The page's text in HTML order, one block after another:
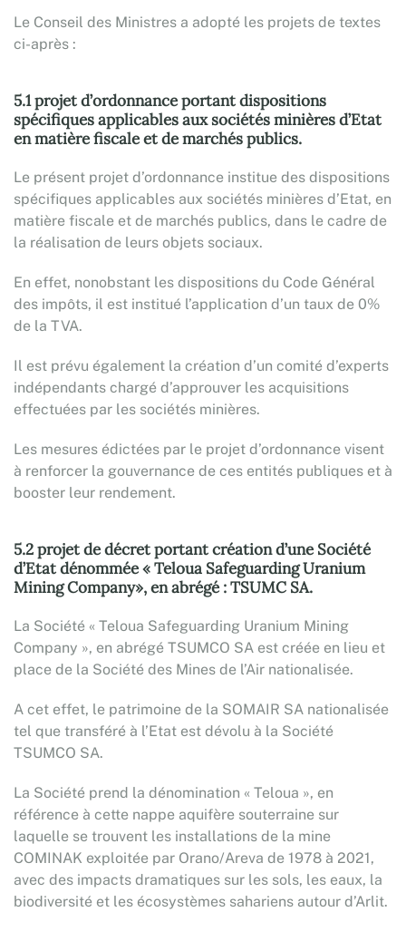
Le Conseil des Ministres a adopté les projets de textes
ci-après :
5.1 projet d’ordonnance portant dispositions
spécifiques applicables aux sociétés minières d’Etat
en matière fiscale et de marchés publics.
Le présent projet d’ordonnance institue des dispositions
spécifiques applicables aux sociétés minières d’Etat, en
matière fiscale et de marchés publics, dans le cadre de
la réalisation de leurs objets sociaux.
En effet, nonobstant les dispositions du Code Général
des impôts, il est institué l’application d’un taux de 0%
de la TVA.
Il est prévu également la création d’un comité d’experts
indépendants chargé d’approuver les acquisitions
effectuées par les sociétés minières.
Les mesures édictées par le projet d’ordonnance visent
à renforcer la gouvernance de ces entités publiques et à
booster leur rendement.
5.2 projet de décret portant création d’une Société
d’Etat dénommée « Teloua Safeguarding Uranium
Mining Company», en abrégé : TSUMC SA.
La Société « Teloua Safeguarding Uranium Mining
Company », en abrégé TSUMCO SA est créée en lieu et
place de la Société des Mines de l’Air nationalisée.
A cet effet, le patrimoine de la SOMAIR SA nationalisée
tel que transféré à l’Etat est dévolu à la Société
TSUMCO SA.
La Société prend la dénomination « Teloua », en
référence à cette nappe aquifère souterraine sur
laquelle se trouvent les installations de la mine
COMINAK exploitée par Orano/Areva de 1978 à 2021,
avec des impacts dramatiques sur les sols, les eaux, la
biodiversité et les écosystèmes sahariens autour d’Arlit.